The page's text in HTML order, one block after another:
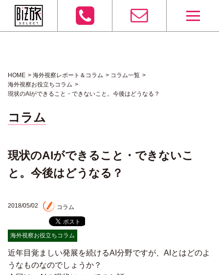
HOME 海外視察レポート＆コラム
コラム一覧
海外視察お役立ちコラム
現状のAIができること・できないこと。今後はどうなる？
コラム
現状のAIができること・できないこ
と。今後はどうなる？
2018/05/02 コラム
海外視察お役立ちコラム
近年目覚ましい発展を続けるAI分野ですが、AIとはどのよ
うなものなのでしょうか？